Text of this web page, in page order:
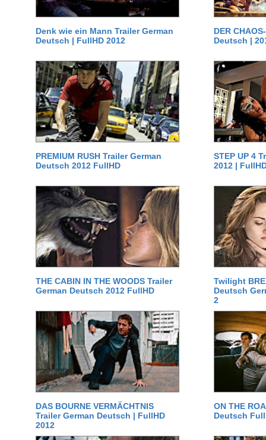
Denk wie ein Mann Trailer German
Deutsch | FullHD 2012
DER
Deutsch |
PREMIUM RUSH Trailer German
Deutsch 2012 FullHD
STEP UP 4
2012 |
THE CABIN IN THE WOODS Trailer
German Deutsch 2012 FullHD
Twilight
Deutsch
2
DAS BOURNE VERMÄCHTNIS
Trailer German Deutsch | FullHD
2012
ON THE
Deutsch